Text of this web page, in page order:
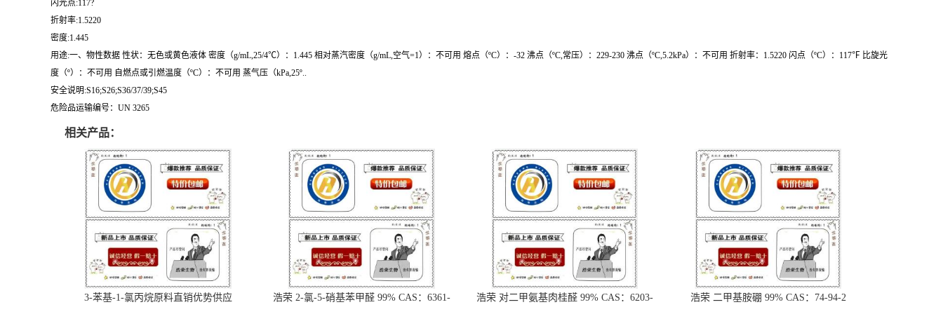
闪光点:117?
折射率:1.5220
密度:1.445
用途:一、物性数据 性状：无色或黄色液体 密度（g/mL,25/4℃）：1.445 相对蒸汽密度（g/mL,空气=1）：不可用 熔点（ºC）：-32 沸点（ºC,常压）：229-230 沸点（ºC,5.2kPa）：不可用 折射率：1.5220 闪点（ºC）：117℉ 比旋光
度（º）：不可用 自燃点或引燃温度（ºC）：不可用 蒸气压（kPa,25º..
安全说明:S16;S26;S36/37/39;S45
危险品运输编号：UN 3265
相关产品：
3-苯基-1-氯丙烷原料直销优势供应
浩荣 2-氯-5-硝基苯甲醛 99% CAS：6361-
浩荣 对二甲氨基肉桂醛 99% CAS：6203-
浩荣 二甲基胺硼 99% CAS：74-94-2